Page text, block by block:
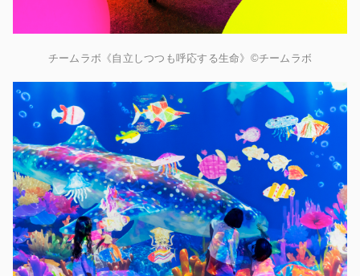
チームラボ《自立しつつも呼応する生命》©チームラボ